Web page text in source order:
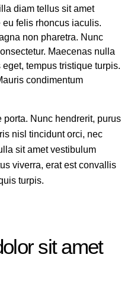
diam tellus sit amet
felis rhoncus iaculis.
non pharetra. Nunc
Maecenas nulla
tempus tristique turpis.
condimentum
Nunc hendrerit, purus
nisl tincidunt orci, nec
sit amet vestibulum
viverra, erat est convallis
turpis.
sit amet